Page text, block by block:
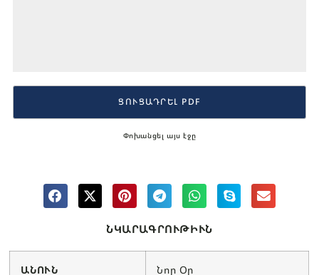
ՆԿԱՐԱԳՐՈՒԹԻՒՆ
ԱՆՈՒՆ Նոր Օր
Փոխանցել այս էջը
ՑՈՒՑԱԴՐԵԼ PDF